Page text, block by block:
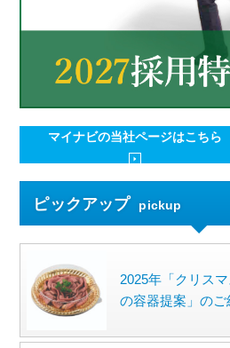
マイナビの当社ページはこちら
ピックアップ pickup
2025年「クリス
の容器提案」のご